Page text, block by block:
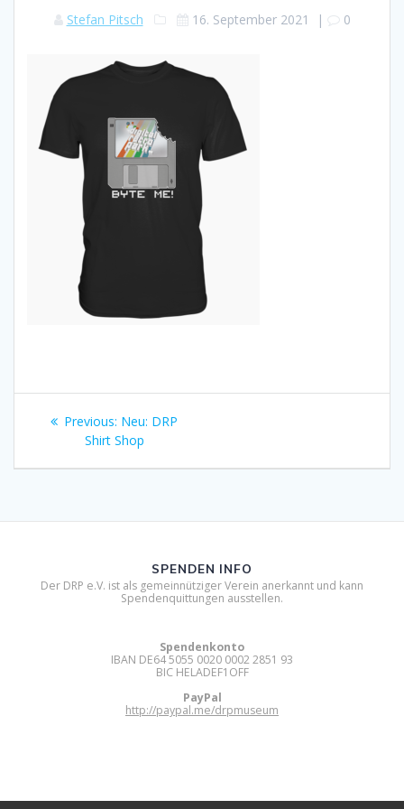
Stefan Pitsch 16. September 2021 | 0
Beitragsnavigation
Previous: Previous
post:
Neu: DRP
Shirt Shop
SPENDEN INFO
Der DRP e.V. ist als gemeinnütziger Verein anerkannt und kann
Spendenquittungen ausstellen.
Spendenkonto
IBAN DE64 5055 0020 0002 2851 93
BIC HELADEF1OFF
PayPal
http://paypal.me/drpmuseum